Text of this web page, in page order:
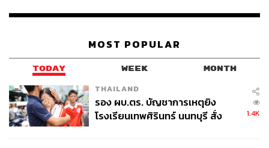
MOST POPULAR
TODAY WEEK MONTH
THAILAND
รอง ผบ.ตร. บัญชาการเหตุยิง
โรงเรียนเทพศิรินทร์ นนทบุรี สั่ง
1.4K